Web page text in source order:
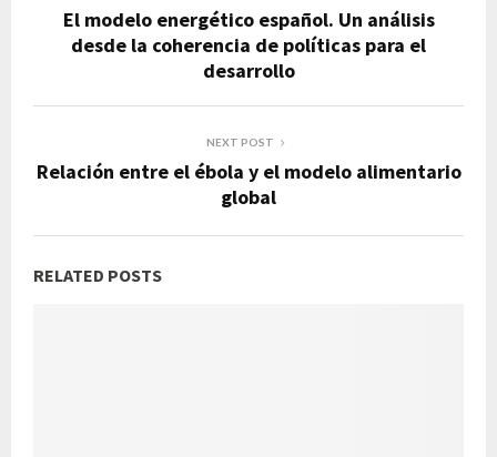
El modelo energético español. Un análisis
desde la coherencia de políticas para el
desarrollo
NEXT POST
Relación entre el ébola y el modelo alimentario
global
RELATED POSTS